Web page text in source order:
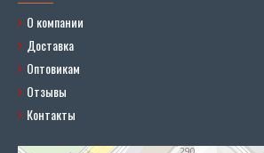
О компании
Доставка
Оптовикам
Отзывы
Контакты